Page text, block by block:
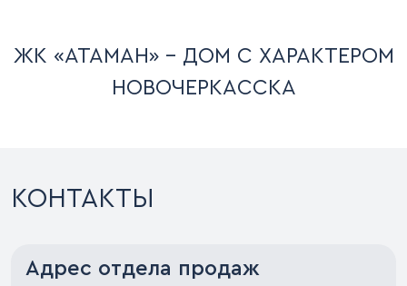
ЖК «АТАМАН» - ДОМ С ХАРАКТЕРОМ
НОВОЧЕРКАССКА
КОНТАКТЫ
Адрес отдела продаж